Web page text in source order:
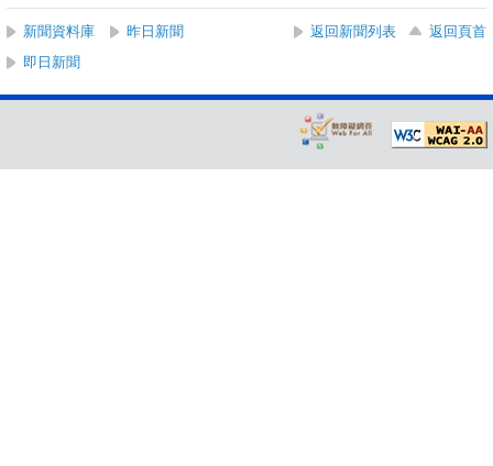
新聞資料庫 昨日新聞 返回新聞列表
返回頁首
即日新聞